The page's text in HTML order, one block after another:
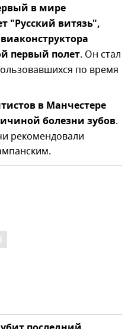
в мире
"Русский витязь",
первый полет. Он стал
по время
в Манчестере
болезни зубов.
рекомендовали